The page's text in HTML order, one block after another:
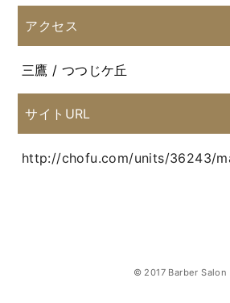
アクセス
三鷹 / つつじケ丘
サイトURL
http://chofu.com/units/36243/
© 2017 Barber Salon